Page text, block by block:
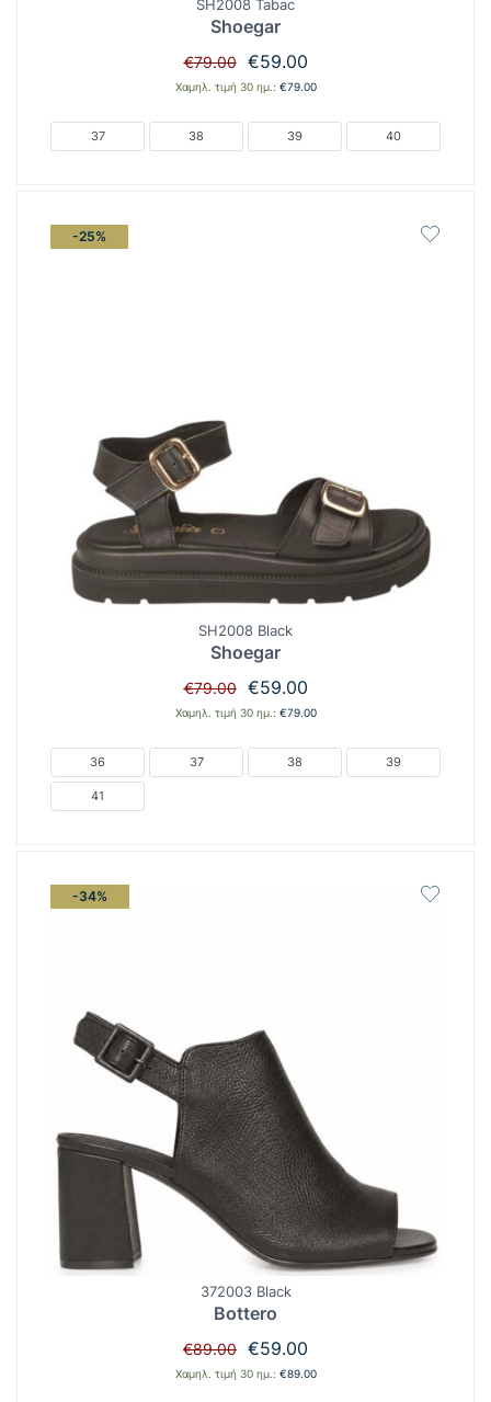
SH2008 Tabac
Shoegar
€79.00
Original
price
€79.00.
€59.00Η
τρέχουσα
€59.00.
Χαμηλ. τιμή 30 ημ.: €79.00
37 38 39 40
-25%
SH2008 Black
Shoegar
€79.00
Original
price
€79.00.
€59.00Η
τρέχουσα
€59.00.
Χαμηλ. τιμή 30 ημ.: €79.00
36 37 38 39
41
-34%
372003 Black
Bottero
€89.00 Original
price
€59.00
τρέχουσα
Χαμηλ. τιμή 30 ημ.: €89.00